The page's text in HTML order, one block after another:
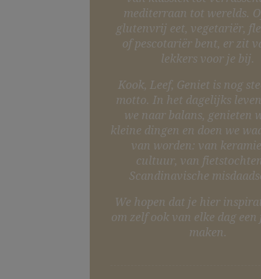
mediterraan tot werelds.
glutenvrij eet, vegetariër,
of pescotariër bent, er zit
lekkers voor je bij.
Kook, Leef, Geniet is nog
motto. In het dagelijks
we naar balans, genieten
kleine dingen en doen we
van worden: van
cultuur, van
Scandinavische
We hopen dat je hier
om zelf ook van elke dag een
maken.